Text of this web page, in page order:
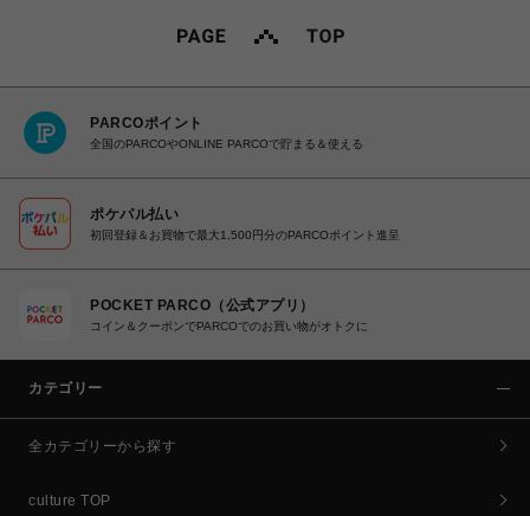
PARCOポイント
全国のPARCOやONLINE PARCOで貯まる＆使える
ポケパル払い
初回登録＆お買物で最大1,500円分のPARCOポイント進呈
POCKET PARCO（公式アプリ）
コイン＆クーポンでPARCOでのお買い物がオトクに
カテゴリー
全カテゴリーから探す
culture TOP